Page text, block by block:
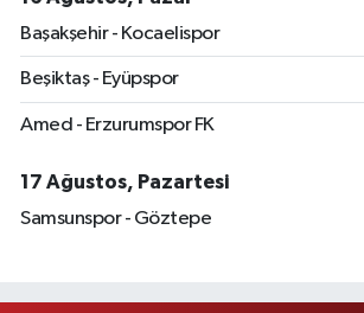
Başakşehir - Kocaelispor
Beşiktaş - Eyüpspor
Amed - Erzurumspor FK
17 Ağustos, Pazartesi
Samsunspor - Göztepe